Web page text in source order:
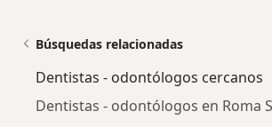
Búsquedas relacionadas
Dentistas - odontólogos cercanos
Dentistas - odontólogos en Roma